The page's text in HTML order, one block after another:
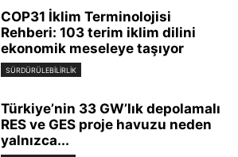
COP31 İklim Terminolojisi
Rehberi: 103 terim iklim dilini
ekonomik meseleye taşıyor
SÜRDÜRÜLEBILIRLIK
Türkiye’nin 33 GW’lık depolamalı
RES ve GES proje havuzu neden
yalnızca...